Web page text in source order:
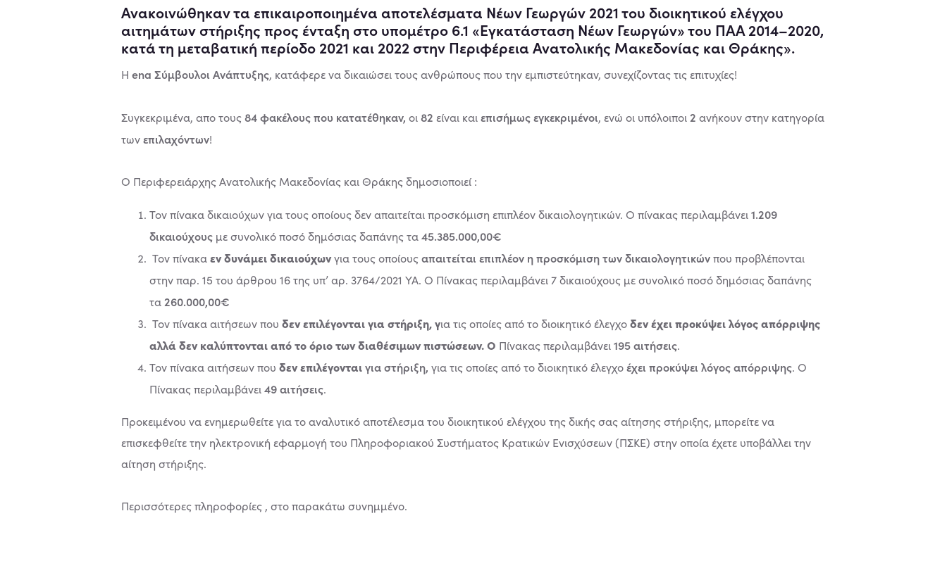
Ανακοινώθηκαν τα επικαιροποιημένα αποτελέσματα Νέων Γεωργών 2021 του διοικητικού ελέγχου
αιτημάτων στήριξης προς ένταξη στο υπομέτρο 6.1 «Εγκατάσταση Νέων Γεωργών» του ΠΑΑ 2014–2020,
κατά τη μεταβατική περίοδο 2021 και 2022 στην Περιφέρεια Ανατολικής Μακεδονίας και Θράκης».
Η ena Σύμβουλοι Ανάπτυξης, κατάφερε να δικαιώσει τους ανθρώπους που την εμπιστεύτηκαν, συνεχίζοντας τις επιτυχίες!
Συγκεκριμένα, απο τους84 φακέλους που κατατέθηκαν, οι82 είναι καιεπισήμως εγκεκριμένοι, ενώ οι υπόλοιποι2 ανήκουν στην κατηγορία
τωνεπιλαχόντων!
Ο Περιφερειάρχης Ανατολικής Μακεδονίας και Θράκης δημοσιοποιεί :
Τον πίνακα δικαιούχων για τους οποίους δεν απαιτείται προσκόμιση επιπλέον δικαιολογητικών. Ο πίνακας περιλαμβάνει1.209
δικαιούχους με συνολικό ποσό δημόσιας δαπάνης τα45.385.000,00€
Τον πίνακαεν δυνάμει δικαιούχωνγια τους οποίουςαπαιτείται επιπλέον η προσκόμιση των δικαιολογητικώνπου προβλέπονται
στην παρ. 15 του άρθρου 16 της υπ’ αρ. 3764/2021 ΥΑ. Ο Πίνακας περιλαμβάνει 7 δικαιούχους με συνολικό ποσό δημόσιας δαπάνης
τα260.000,00€
Τον πίνακα αιτήσεων που δεν επιλέγονταιγια στήριξη, για τις οποίες από το διοικητικό έλεγχοδεν έχει προκύψει λόγος απόρριψης
αλλά δεν καλύπτονται από το όριο των διαθέσιμων πιστώσεων. Ο Πίνακας περιλαμβάνει195 αιτήσεις.
Τον πίνακα αιτήσεων που δεν επιλέγονταιγια στήριξη, για τις οποίες από το διοικητικό έλεγχοέχει προκύψει λόγος απόρριψης. Ο
Πίνακας περιλαμβάνει49 αιτήσεις.
Προκειμένου να ενημερωθείτε για το αναλυτικό αποτέλεσμα του διοικητικού ελέγχου της δικής σας αίτησης στήριξης, μπορείτε να
επισκεφθείτε την ηλεκτρονική εφαρμογή του Πληροφοριακού Συστήματος Κρατικών Ενισχύσεων (ΠΣΚΕ) στην οποία έχετε υποβάλλει την
αίτηση στήριξης.
Περισσότερες πληροφορίες , στο παρακάτω συνημμένο.